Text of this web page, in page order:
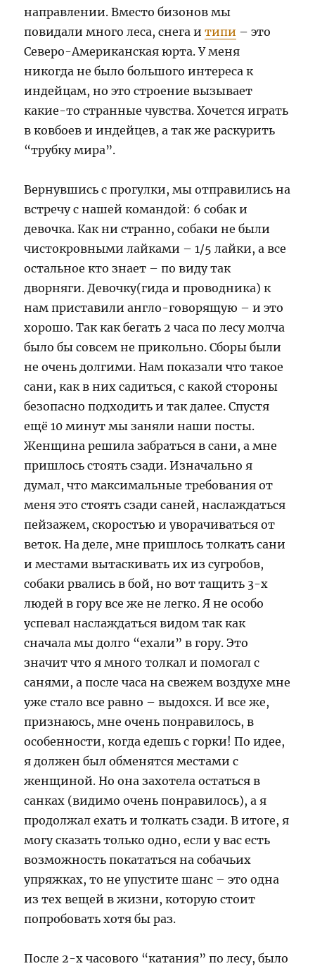
направлении. Вместо бизонов мы
повидали много леса, снега итипи – это
Северо-Американская юрта. У меня
никогда не было большого интереса к
индейцам, но это строение вызывает
какие-то странные чувства. Хочется играть
в ковбоев и индейцев, а так же раскурить
“трубку мира”.
Вернувшись с прогулки, мы отправились на
встречу с нашей командой: 6 собак и
девочка. Как ни странно, собаки не были
чистокровными лайками – 1/5 лайки, а все
остальное кто знает – по виду так
дворняги. Девочку(гида и проводника) к
нам приставили англо-говорящую – и это
хорошо. Так как бегать 2 часа по лесу молча
было бы совсем не прикольно. Сборы были
не очень долгими. Нам показали что такое
сани, как в них садиться, с какой стороны
безопасно подходить и так далее. Спустя
ещё 10 минут мы заняли наши посты.
Женщина решила забраться в сани, а мне
пришлось стоять сзади. Изначально я
думал, что максимальные требования от
меня это стоять сзади саней, наслаждаться
пейзажем, скоростью и уворачиваться от
веток. На деле, мне пришлось толкать сани
и местами вытаскивать их из сугробов,
собаки рвались в бой, но вот тащить 3-х
людей в гору все же не легко. Я не особо
успевал наслаждаться видом так как
сначала мы долго “ехали” в гору. Это
значит что я много толкал и помогал с
санями, а после часа на свежем воздухе мне
уже стало все равно – выдохся. И все же,
признаюсь, мне очень понравилось, в
особенности, когда едешь с горки! По идее,
я должен был обменятся местами с
женщиной. Но она захотела остаться в
санках (видимо очень понравилось), а я
продолжал ехать и толкать сзади. В итоге, я
могу сказать только одно, если у вас есть
возможность покататься на собачьих
упряжках, то не упустите шанс – это одна
из тех вещей в жизни, которую стоит
попробовать хотя бы раз.
После 2-х часового “катания” по лесу, было